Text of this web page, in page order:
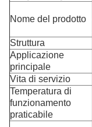
Nome del prodotto
Struttura
Applicazione
principale
Vita di servizio
Temperatura di
funzionamento
praticabile